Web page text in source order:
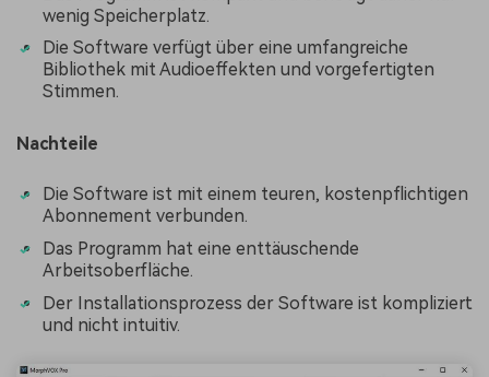
wenig Speicherplatz.
Die Software verfügt über eine umfangreiche
Bibliothek mit Audioeffekten und vorgefertigten
Stimmen.
Nachteile
Die Software ist mit einem teuren, kostenpflichtigen
Abonnement verbunden.
Das Programm hat eine enttäuschende
Arbeitsoberfläche.
Der Installationsprozess der Software ist kompliziert
und nicht intuitiv.